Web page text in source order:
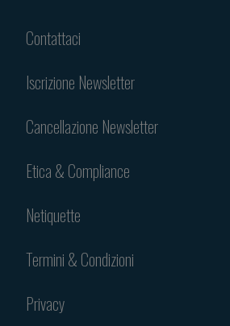
Contattaci
Iscrizione Newsletter
Cancellazione Newsletter
Etica & Compliance
Netiquette
Termini & Condizioni
Privacy